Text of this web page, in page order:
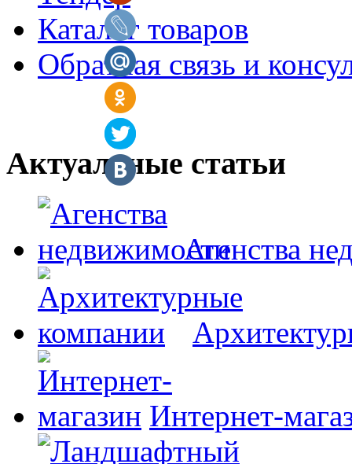
Каталог товаров
Обратная связь и
Актуальные статьи
Агенства
Интернет-